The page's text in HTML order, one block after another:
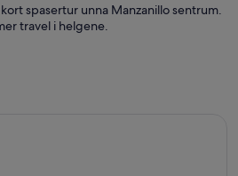
spasertur unna Manzanillo sentrum.
travel i helgene.